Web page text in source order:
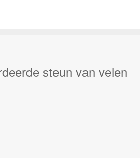
steun van velen